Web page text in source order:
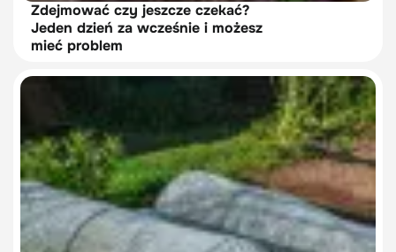
Zdejmować czy jeszcze czekać?
Jeden dzień za wcześnie i możesz
mieć problem